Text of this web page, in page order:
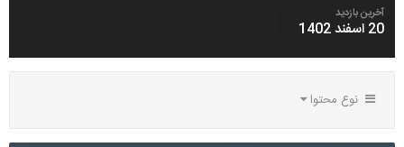
آخرین بازدید
20 اسفند 1402
نوع محتوا